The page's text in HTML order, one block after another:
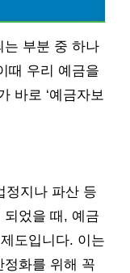
는 부분 중 하나
때 우리 예금을
바로 ‘예금자보
정지나 파산 등
되었을 때, 예금
도입니다. 이는
화를 위해 꼭